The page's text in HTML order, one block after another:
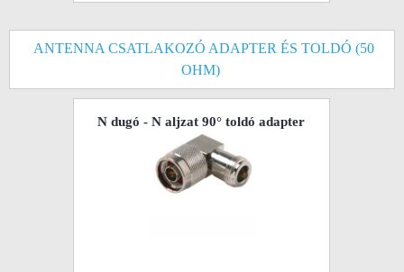
ANTENNA CSATLAKOZÓ ADAPTER ÉS TOLDÓ (50
OHM)
N dugó - N aljzat 90° toldó adapter